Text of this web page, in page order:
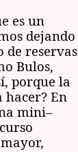
es un
dejando
de reservas
Bulos,
porque la
hacer? En
mini–